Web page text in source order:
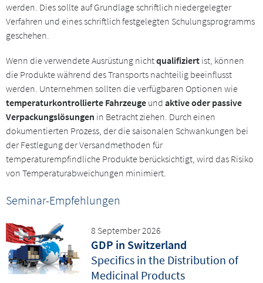
werden. Dies sollte auf Grundlage schriftlich niedergelegter
Verfahren und eines schriftlich festgelegten Schulungsprogramms
geschehen.
Wenn die verwendete Ausrüstung nichtqualifiziert ist, können
die Produkte während des Transports nachteilig beeinflusst
werden. Unternehmen sollten die verfügbaren Optionen wie
temperaturkontrollierte Fahrzeuge und aktive oder passive
Verpackungslösungen in Betracht ziehen. Durch einen
dokumentierten Prozess, der die saisonalen Schwankungen bei
der Festlegung der Versandmethoden für
temperaturempfindliche Produkte berücksichtigt, wird das Risiko
von Temperaturabweichungen minimiert.
Seminar-Empfehlungen
8 September 2026
GDP in Switzerland
Specifics in the Distribution of
Medicinal Products